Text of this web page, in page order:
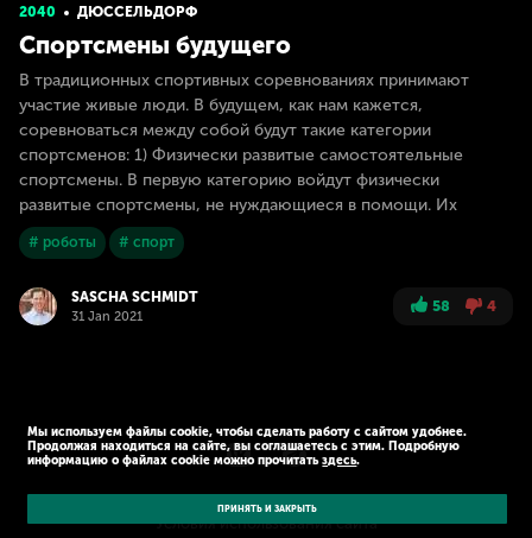
2040 ДЮССЕЛЬДОРФ
Спортсмены будущего
В традиционных спортивных соревнованиях принимают
участие живые люди. В будущем, как нам кажется,
соревноваться между собой будут такие категории
спортсменов: 1) Физически развитые самостоятельные
спортсмены. В первую категорию войдут физически
развитые спортсмены, не нуждающиеся в помощи. Их
# роботы # спорт
SASCHA SCHMIDT
31 Jan 2021
58 4
Политика конфиденциальности
Условия использования сайта
Мы используем файлы cookie, чтобы сделать работу с сайтом удобнее.
Продолжая находиться на сайте, вы соглашаетесь с этим. Подробную
информацию о файлах cookie можно прочитатьздесь.
ПРИНЯТЬ И ЗАКРЫТЬ